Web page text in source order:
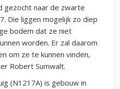
gezocht naar de zwarte
Die liggen mogelijk zo diep
bodem dat ze niet
worden. Er zal daarom
om ze te kunnen vinden,
Robert Sumwalt.
(N1217A) is gebouw in